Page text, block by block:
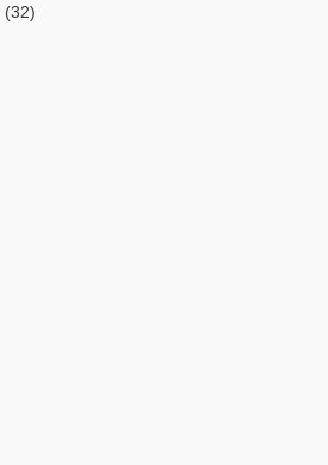
(32)